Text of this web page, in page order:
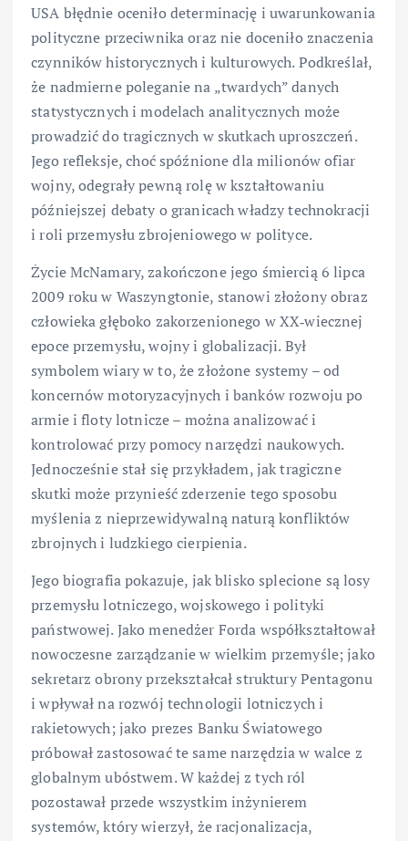
USA błędnie oceniło determinację i uwarunkowania
polityczne przeciwnika oraz nie doceniło znaczenia
czynników historycznych i kulturowych. Podkreślał,
że nadmierne poleganie na „twardych” danych
statystycznych i modelach analitycznych może
prowadzić do tragicznych w skutkach uproszczeń.
Jego refleksje, choć spóźnione dla milionów ofiar
wojny, odegrały pewną rolę w kształtowaniu
późniejszej debaty o granicach władzy technokracji
i roli przemysłu zbrojeniowego w polityce.
Życie McNamary, zakończone jego śmiercią 6 lipca
2009 roku w Waszyngtonie, stanowi złożony obraz
człowieka głęboko zakorzenionego w XX‑wiecznej
epoce przemysłu, wojny i globalizacji. Był
symbolem wiary w to, że złożone systemy – od
koncernów motoryzacyjnych i banków rozwoju po
armie i floty lotnicze – można analizować i
kontrolować przy pomocy narzędzi naukowych.
Jednocześnie stał się przykładem, jak tragiczne
skutki może przynieść zderzenie tego sposobu
myślenia z nieprzewidywalną naturą konfliktów
zbrojnych i ludzkiego cierpienia.
Jego biografia pokazuje, jak blisko splecione są losy
przemysłu lotniczego, wojskowego i polityki
państwowej. Jako menedżer Forda współkształtował
nowoczesne zarządzanie w wielkim przemyśle; jako
sekretarz obrony przekształcał struktury Pentagonu
i wpływał na rozwój technologii lotniczych i
rakietowych; jako prezes Banku Światowego
próbował zastosować te same narzędzia w walce z
globalnym ubóstwem. W każdej z tych ról
pozostawał przede wszystkim inżynierem
systemów, który wierzył, że racjonalizacja,